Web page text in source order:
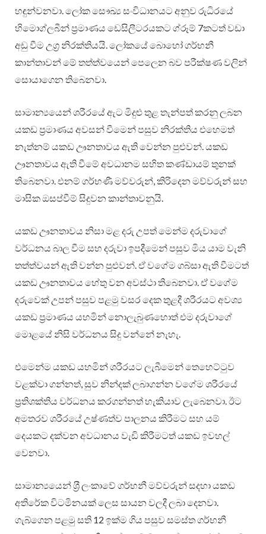
හඳුන්වනවා. ලෝක සෞඛ්‍ය සංවිධානයට අනුව රුධිරයේ
හිමොග්ලබීන් ප‍්‍රමාණය ඩෙසිලීටරයකට ග්රූම් 7කටත් වඩා
අඩු වීම උග‍්‍ර නිරක්තියයි. ලෝකයේ බොහෝ ගර්භනී
කාන්තාවන් මේ තත්ත්වයෙන් පෙලෙන බව පරීක්ෂණ වලින්
සොයාගෙන තිබෙනවා.
සාමාන්‍යයෙන් ශරීරයේ ඇට මිදුළු තුළ තැන්පත් කරනු ලබන
යකඩ ප‍්‍රමාණය අවසන් වීමෙන් පසුව නිරක්තිය එහෙමත්
නැත්නම් යකඩ ඌනතාවය ඇති වෙන්න පුළුවන්. යකඩ
ඌනතාවය ඇති වීමේ අවධානම සහිත කණ්ඩායම් තුනක්
තිබෙනවා. එනම් ගර්භණී මව්වරුන්, කිරිදෙන මව්වරුන් සහ
මාසික ඔසප්වීම් සිදුවන කාන්තාවනුයි.
යකඩ ඌනතාවය නිසා මළ දරු උපත් මෙන්ම දරුවාගේ
වර්ධනය බාල වීම සහ දරුවා ඉපදීමෙන් පසුව මිය යාම වැනි
තත්ත්වයන් ඇති වන්න පුළුවන්. ඒ වගේම ගබ්සා ඇති වීමටත්
යකඩ ඌනතාවය හේතු වන අවස්ථා තිබෙනවා. ඒ වගේම
දරුවෙක් උපන් පසුව පළමු වසර දෙක තුළදී ශරීරයට අවශ්‍ය
යකඩ ප‍්‍රමාණය යහමින් නොලැබුණහොත් එම දරුවාගේ
මොළයේ නිසි වර්ධනය සිදු වන්නේ නැහැ.
එමෙන්ම යකඩ යහමින් ශරීරයට ලැබීමෙන් තෙහෙට්ටුව
වළක්වා ගන්නත්, සුව නින්දක් ලබාගන්න වගේම ශරීරයේ
ප‍්‍රතිශක්තිය වර්ධනය කරගන්නත් හැකියාව ලැබෙනවා. ඊට
අමතරව ශරීරයේ උෂ්ණත්ව පාලනය කිරීමට සහ යම්
දෙයකට දක්වන අවධානය වැඩි කිරීමටත් යකඩ ඉවහල්
වෙනවා.
සාමාන්‍යයෙන් ශ‍්‍රී ලංකාවේ ගර්භනී මව්වරුන් සදහා යකඩ
අතිරේක විටමිනයක් ලෙස සායන වලදී ලබා දෙනවා.
ගැබ්ගෙන පළමු සති 12 ඉක්ම ගිය පසුව සමස්ත ගර්භනී